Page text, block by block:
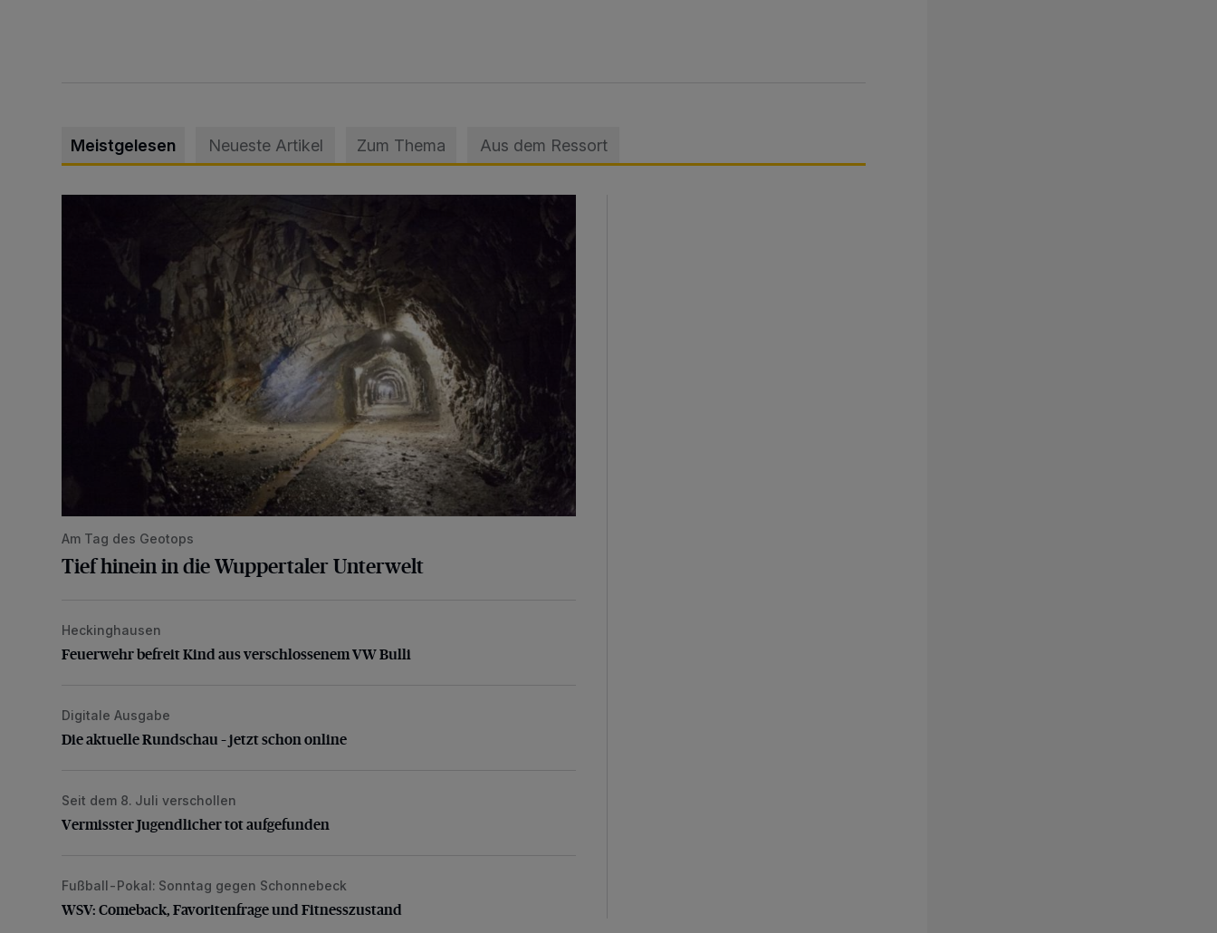
Meistgelesen Neueste Artikel Zum Thema Aus dem Ressort
Am Tag des Geotops
Tief hinein in die Wuppertaler Unterwelt
Feuerwehr befreit Kind aus verschlossenem VW Bulli
Heckinghausen
Feuerwehr befreit Kind aus verschlossenem VW Bulli
Die aktuelle Rundschau – jetzt schon online
Digitale Ausgabe
Die aktuelle Rundschau – jetzt schon online
Vermisster Jugendlicher tot aufgefunden
Seit dem 8. Juli verschollen
Vermisster Jugendlicher tot aufgefunden
WSV: Comeback, Favoritenfrage und Fitnesszustand
Fußball-Pokal: Sonntag gegen Schonnebeck
WSV: Comeback, Favoritenfrage und Fitnesszustand